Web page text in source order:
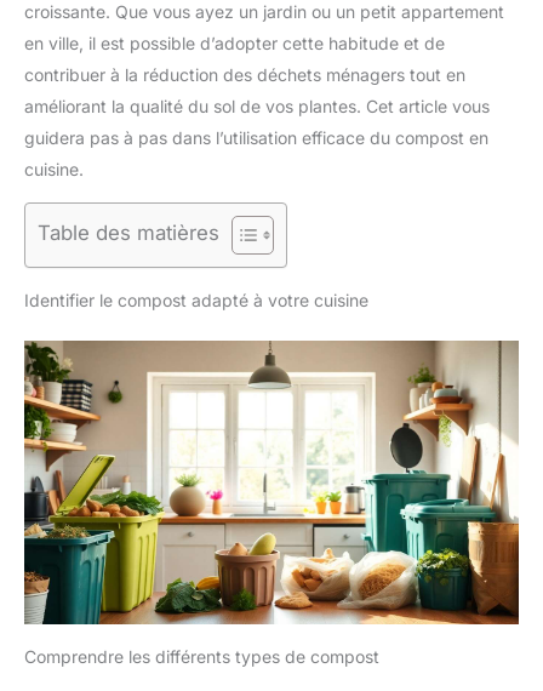
croissante. Que vous ayez un jardin ou un petit appartement
en ville, il est possible d’adopter cette habitude et de
contribuer à la réduction des déchets ménagers tout en
améliorant la qualité du sol de vos plantes. Cet article vous
guidera pas à pas dans l’utilisation efficace du compost en
cuisine.
Table des matières
Identifier le compost adapté à votre cuisine
Comprendre les différents types de compost